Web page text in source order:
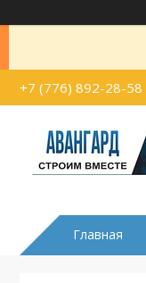
+7 (776) 892-28-58
Главная